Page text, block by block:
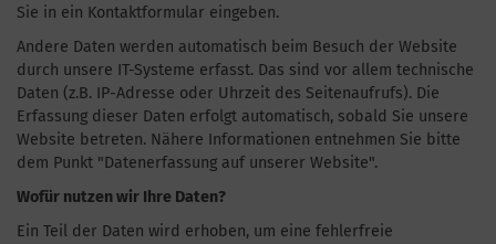
Sie in ein Kontaktformular eingeben.
Andere Daten werden automatisch beim Besuch der Website
durch unsere IT-Systeme erfasst. Das sind vor allem technische
Daten (z.B. IP-Adresse oder Uhrzeit des Seitenaufrufs). Die
Erfassung dieser Daten erfolgt automatisch, sobald Sie unsere
Website betreten. Nähere Informationen entnehmen Sie bitte
dem Punkt "Datenerfassung auf unserer Website".
Wofür nutzen wir Ihre Daten?
Ein Teil der Daten wird erhoben, um eine fehlerfreie